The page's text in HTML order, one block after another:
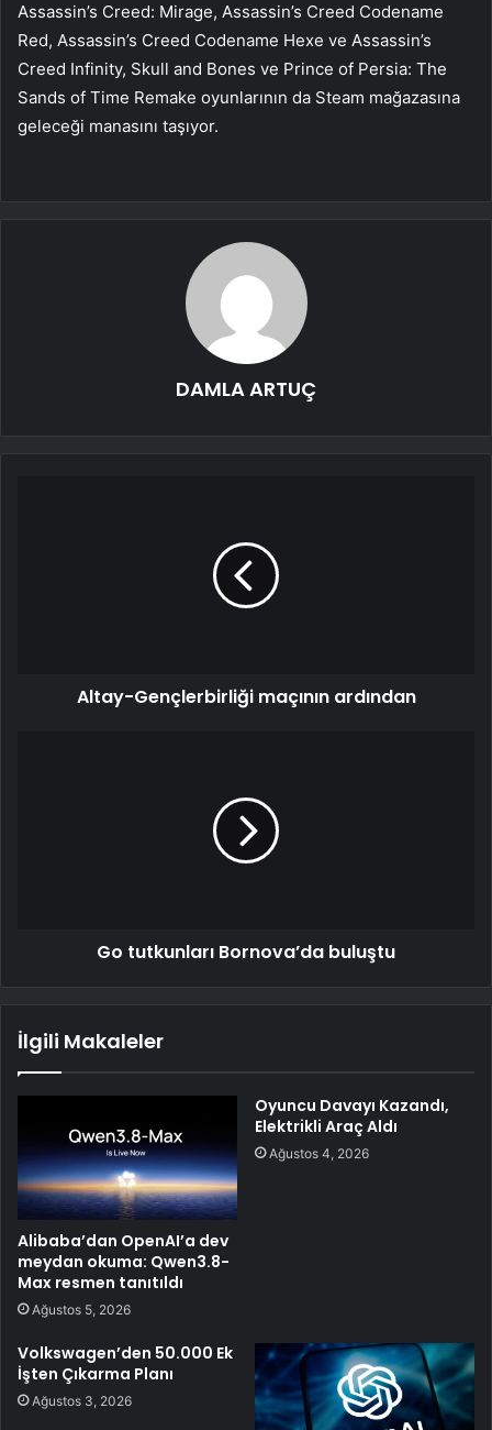
Assassin’s Creed: Mirage, Assassin’s Creed Codename
Red, Assassin’s Creed Codename Hexe ve Assassin’s
Creed Infinity, Skull and Bones ve Prince of Persia: The
Sands of Time Remake oyunlarının da Steam mağazasına
geleceği manasını taşıyor.
DAMLA ARTUÇ
Altay-Gençlerbirliği maçının ardından
Go tutkunları Bornova’da buluştu
İlgili Makaleler
Alibaba’dan OpenAI’a dev
meydan okuma: Qwen3.8-
Max resmen tanıtıldı
Ağustos 5, 2026
Oyuncu Davayı Kazandı,
Elektrikli Araç Aldı
Ağustos 4, 2026
Volkswagen’den 50.000 Ek
İşten Çıkarma Planı
Ağustos 3, 2026